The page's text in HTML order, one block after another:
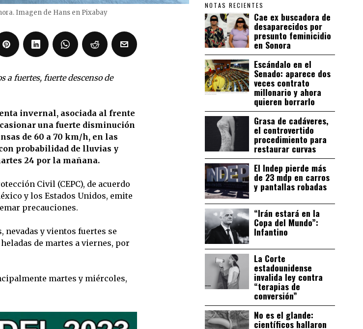
Imagen de Hans en Pixabay
a fuertes, fuerte descenso de
invernal, asociada al frente
una fuerte disminución
de 60 a 70 km/h, en las
probabilidad de lluvias y
24 por la mañana.
Civil (CEPC), de acuerdo
y los Estados Unidos, emite
precauciones.
nevadas y vientos fuertes se
de martes a viernes, por
martes y miércoles,
NOTAS RECIENTES
Cae ex buscadora de
desaparecidos por
presunto feminicidio
en Sonora
Escándalo en el
Senado: aparece dos
veces contrato
millonario y ahora
quieren borrarlo
Grasa de cadáveres,
el controvertido
procedimiento para
restaurar curvas
El Indep pierde más
de 23 mdp en carros
y pantallas robadas
“Irán estará en la
Copa del Mundo”:
Infantino
La Corte
estadounidense
invalida ley contra
“terapias de
conversión”
No es el glande:
científicos hallaron